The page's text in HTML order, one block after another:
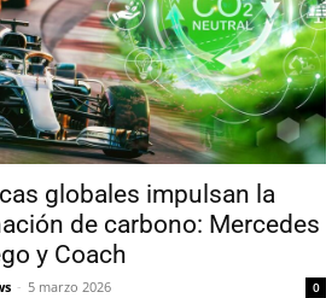
globales impulsan la
de carbono: Mercedes
y Coach
- 5 marzo 2026 0